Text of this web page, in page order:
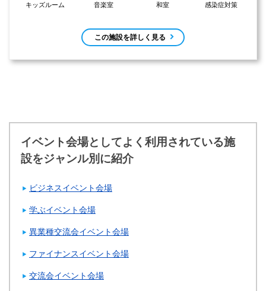
キッズルーム 音楽室 和室 感染症対策
この施設を詳しく見る
イベント会場としてよく利用されている施
設をジャンル別に紹介
ビジネスイベント会場
学ぶイベント会場
異業種交流会イベント会場
ファイナンスイベント会場
交流会イベント会場